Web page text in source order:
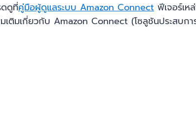
ดดูที่คู่มือผู้ดูแลระบบ Amazon Connect ฟีเจอร์เห
เติมเกี่ยวกับ Amazon Connect (โซลูชันประสบ